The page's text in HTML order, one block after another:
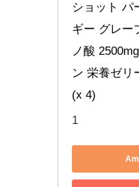
ショット パ
ギー グレー
ノ酸
ン 栄養ゼリ
(x 4)
1